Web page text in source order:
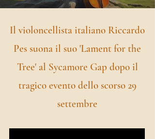
Il violoncellista italiano Riccardo
Pes suona il suo 'Lament for the
Tree' al Sycamore Gap dopo il
tragico evento dello scorso 29
settembre